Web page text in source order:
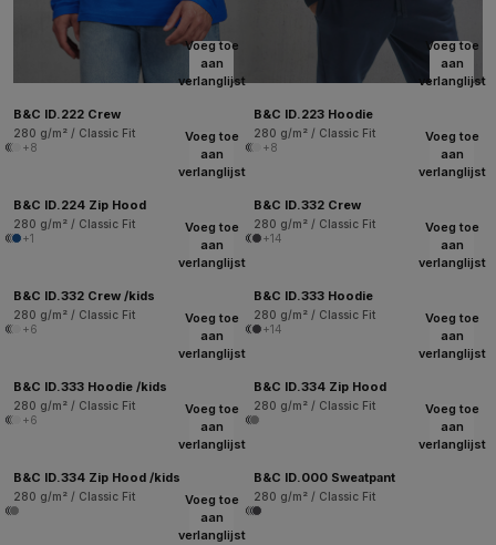
Voeg toe
aan
verlanglijst
B&C ID.222 Crew
280 g/m² / Classic Fit
+8
Voeg toe
aan
verlanglijst
B&C ID.223 Hoodie
280 g/m² / Classic Fit
+8
Voeg toe
aan
verlanglijst
B&C ID.224 Zip Hood
280 g/m² / Classic Fit
+1
Voeg toe
aan
verlanglijst
B&C ID.332 Crew
280 g/m² / Classic Fit
+14
Voeg toe
aan
verlanglijst
B&C ID.332 Crew /kids
280 g/m² / Classic Fit
+6
Voeg toe
aan
verlanglijst
B&C ID.333 Hoodie
280 g/m² / Classic Fit
+14
Voeg toe
aan
verlanglijst
B&C ID.333 Hoodie /kids
280 g/m² / Classic Fit
+6
Voeg toe
aan
verlanglijst
B&C ID.334 Zip Hood
280 g/m² / Classic Fit
Voeg toe
aan
verlanglijst
B&C ID.334 Zip Hood /kids
280 g/m² / Classic Fit
Voeg toe
aan
verlanglijst
B&C ID.000 Sweatpant
280 g/m² / Classic Fit
Voeg toe
aan
verlanglijst